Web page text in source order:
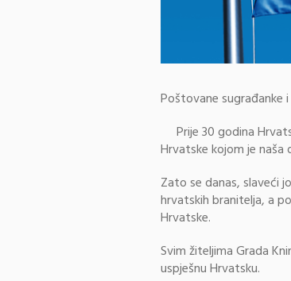
Poštovane sugrađanke
Prije 30 godina
Hrvatske kojom je
Zato se danas, slaveći
hrvatskih branitelja, a
Hrvatske.
Svim žiteljima Grada
uspješnu Hrvatsku.